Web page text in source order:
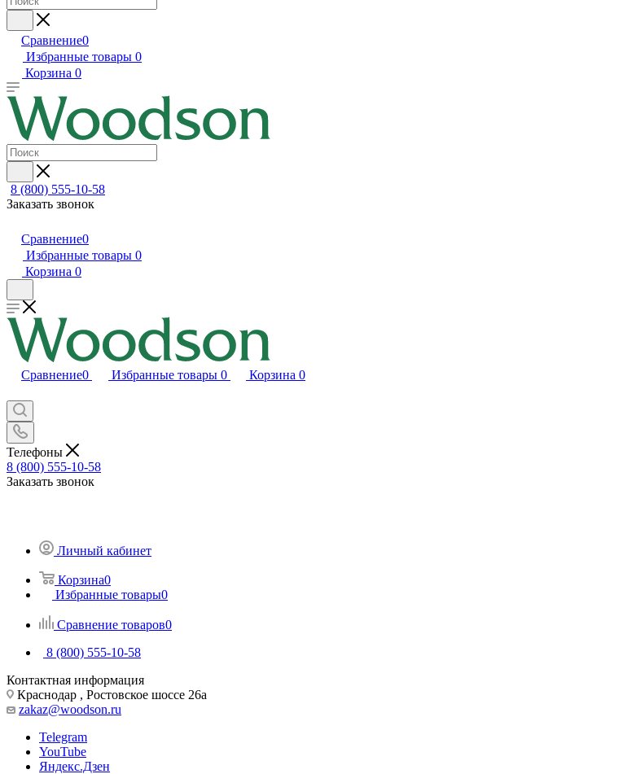
Сравнение0
Избранные товары 0
Корзина 0
8 (800) 555-10-58
Заказать звонок
Сравнение0
Избранные товары 0
Корзина 0
Сравнение0 Избранные товары 0 Корзина 0
Телефоны
8 (800) 555-10-58
Заказать звонок
Личный кабинет
Корзина0
Избранные товары0
Сравнение товаров0
8 (800) 555-10-58
Контактная информация
Краснодар , Ростовское шоссе 26а
zakaz@woodson.ru
Telegram
YouTube
Яндекс.Дзен